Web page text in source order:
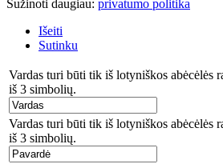
Sužinoti daugiau: privatumo politika
Išeiti
Sutinku
Vardas turi būti tik iš lotyniškos abėcėlės
iš 3 simbolių.
Vardas turi būti tik iš lotyniškos abėcėlės
iš 3 simbolių.